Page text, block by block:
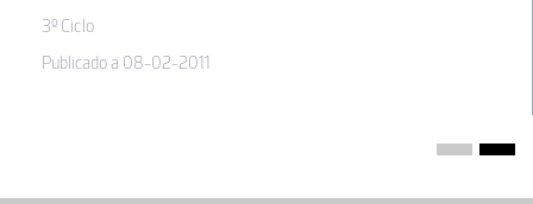
3º Ciclo
Publicado a 08-02-2011